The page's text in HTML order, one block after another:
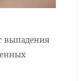
выпадения